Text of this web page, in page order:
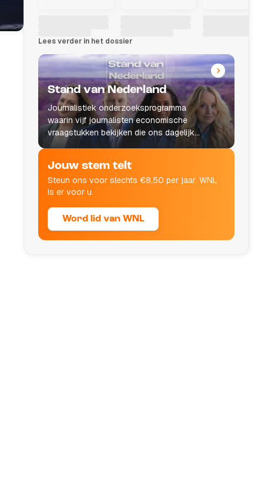
Lees verder in het dossier
Stand van Nederland
Journalistiek onderzoeksprogramma
waarin vijf journalisten economische
vraagstukken bekijken die ons dagelijks
leven raken.
Jouw stem telt
Steun ons voor slechts €8,50 per jaar. WNL
is er voor u.
Word lid van WNL